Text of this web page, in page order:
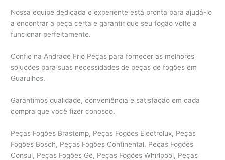
Nossa equipe dedicada e experiente está pronta para ajudá-lo
a encontrar a peça certa e garantir que seu fogão volte a
funcionar perfeitamente.
Confie na Andrade Frio Peças para fornecer as melhores
soluções para suas necessidades de peças de fogões em
Guarulhos.
Garantimos qualidade, conveniência e satisfação em cada
compra que você fizer conosco.
Peças Fogões Brastemp, Peças Fogões Electrolux, Peças
Fogões Bosch, Peças Fogões Continental, Peças Fogões
Consul, Peças Fogões Ge, Peças Fogões Whirlpool, Peças